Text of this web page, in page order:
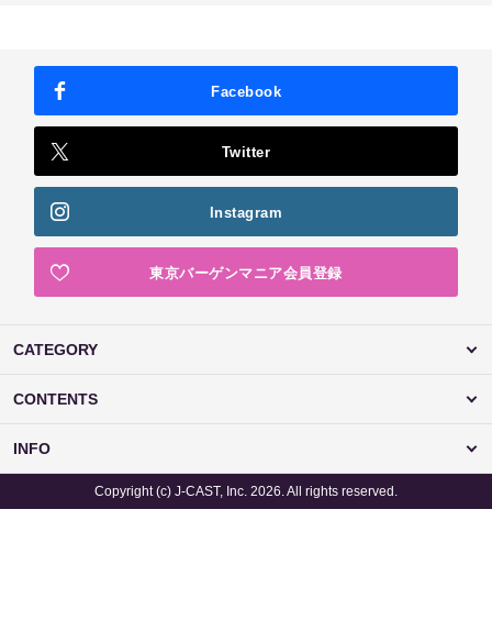
Facebook
Twitter
Instagram
東京バーゲンマニア会員登録
CATEGORY
CONTENTS
INFO
Copyright (c) J-CAST, Inc. 2026. All rights reserved.